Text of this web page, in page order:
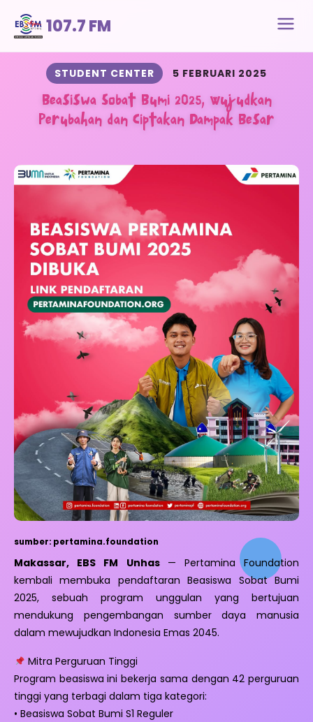
107.7 FM
STUDENT CENTER 5 FEBRUARI 2025
Beasiswa Sobat Bumi 2025, Wujudkan
Perubahan dan Ciptakan Dampak Besar
sumber: pertamina.foundation
Makassar, EBS FM Unhas — Pertamina Foundation
kembali membuka pendaftaran Beasiswa Sobat Bumi
2025, sebuah program unggulan yang bertujuan
mendukung pengembangan sumber daya manusia
dalam mewujudkan Indonesia Emas 2045.
Mitra Perguruan Tinggi
Program beasiswa ini bekerja sama dengan 42 perguruan
tinggi yang terbagi dalam tiga kategori:
• Beasiswa Sobat Bumi S1 Reguler